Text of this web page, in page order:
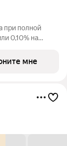
при полной
0,10% на
3-
мне